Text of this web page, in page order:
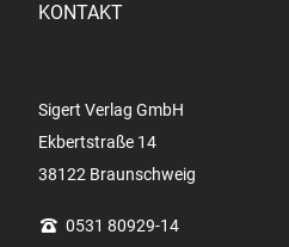
KONTAKT
Sigert Verlag GmbH
Ekbertstraße 14
38122 Braunschweig
0531 80929-14